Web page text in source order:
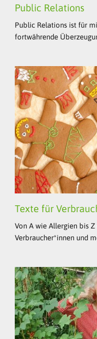
Public Relations
Public Relations ist für
fortwährende
Texte für
Von A wie Allergien bis
Verbraucher*innen und